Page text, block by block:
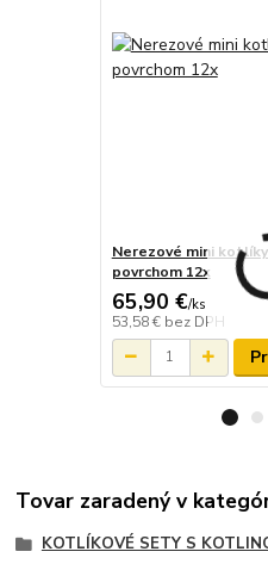
Nerezové mini
povrchom 12x
65,90 €/ks
53,58 € bez DPH
Tovar zaradený v
KOTLÍKOVÉ SETY S